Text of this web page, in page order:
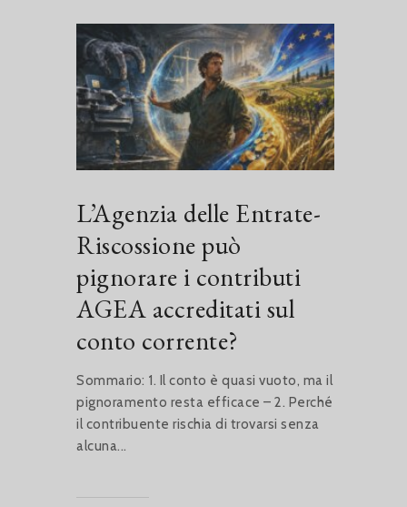
L’Agenzia delle Entrate-
Riscossione può
pignorare i contributi
AGEA accreditati sul
conto corrente?
Sommario: 1. Il conto è quasi vuoto, ma il
pignoramento resta efficace – 2. Perché
il contribuente rischia di trovarsi senza
alcuna...